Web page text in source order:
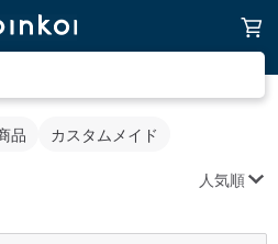
品 カスタムメイド
人気順